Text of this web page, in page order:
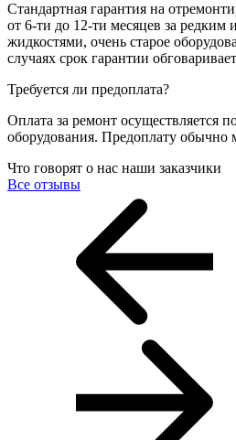
Стандартная гарантия на
от 6-ти до 12-ти месяцев за редким
жидкостями, очень старое
случаях срок гарантии
Требуется ли предоплата?
Оплата за ремонт осуществляется
оборудования. Предоплату обычно
Что говорят о нас наши заказчики
Все отзывы